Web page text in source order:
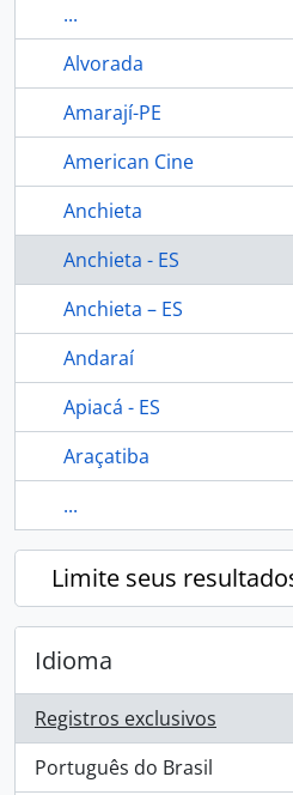
...
Alvorada
Amarají-PE
American Cine
Anchieta
Anchieta - ES
Anchieta – ES
Andaraí
Apiacá - ES
Araçatiba
...
Limite seus
Idioma
Registros exclusivos
, 18 resultados
Português do Brasil
, 18 resultados